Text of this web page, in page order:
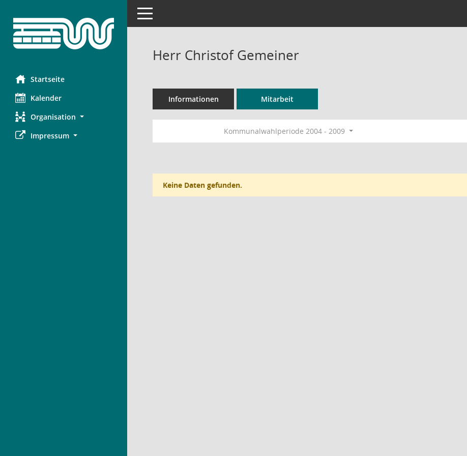
Startseite
Kalender
Organisation
Impressum
Toggle navigation
Herr Christof Gemeiner
Informationen Mitarbeit
Kommunalwahlperiode 2004 - 2009
Keine Daten gefunden.